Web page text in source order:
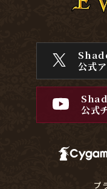
公式
公式
プ